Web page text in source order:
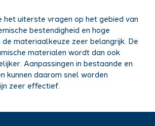
het uiterste vragen op het gebied van
bestendigheid en hoge
materiaalkeuze zeer belangrijk. De
materialen wordt dan ook
Aanpassingen in bestaande en
kunnen daarom snel worden
zeer effectief.